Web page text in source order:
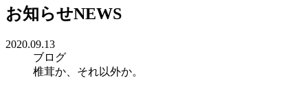
お知らせNEWS
2020.09.13
ブログ
椎茸か、それ以外か。